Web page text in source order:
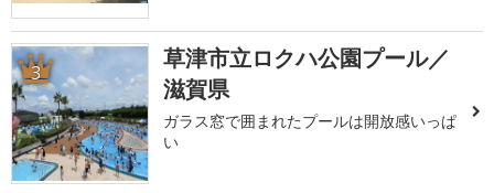
3
草津市立ロクハ公園プール／
滋賀県
ガラス窓で囲まれたプールは開放感いっぱ
い